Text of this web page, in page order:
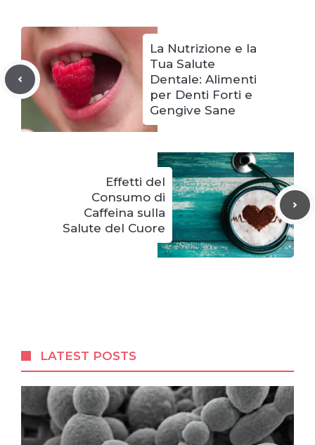
La Nutrizione e la
Tua Salute
Dentale: Alimenti
per Denti Forti e
Gengive Sane
Effetti del
Consumo di
Caffeina sulla
Salute del Cuore
LATEST POSTS